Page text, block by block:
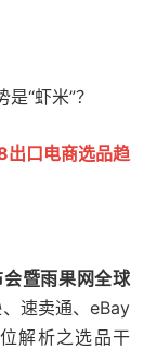
“虾米”？
出口电商选品趋
暨雨果网全球
速卖通、eBay
解析之选品干